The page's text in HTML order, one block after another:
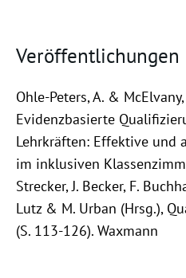
Veröffentlichungen
Ohle-Peters, A. &
Evidenzbasierte
Lehrkräften: Effektive und
im inklusiven
Strecker, J. Becker, F.
Lutz & M. Urban (Hrsg.),
(S. 113-126). Waxmann